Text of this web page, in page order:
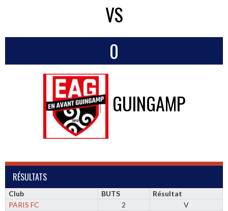
VS
0
GUINGAMP
RÉSULTATS
Club BUTS
Résultat
PARIS FC
2
V